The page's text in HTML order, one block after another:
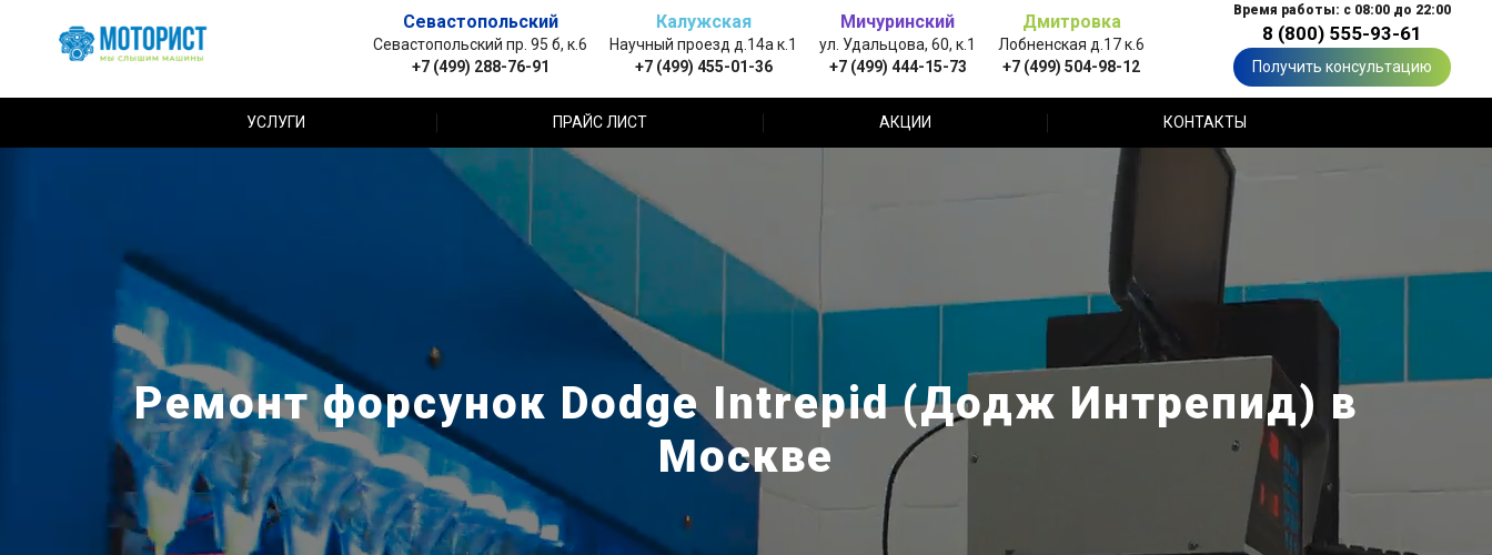
Севастопольский
Севастопольский пр. 95 б, к.6
+7 (499) 288-76-91
Калужская
Научный проезд д.14а к.1
+7 (499) 455-01-36
Мичуринский
ул. Удальцова, 60, к.1
+7 (499) 444-15-73
Дмитровка
Лобненская д.17 к.6
+7 (499) 504-98-12
Время работы: с 08:00 до 22:00
8 (800) 555-93-61
Получить консультацию
УСЛУГИ ПРАЙС ЛИСТ АКЦИИ КОНТАКТЫ
Ремонт форсунок Dodge Intrepid (Додж Интрепид) в
Москве